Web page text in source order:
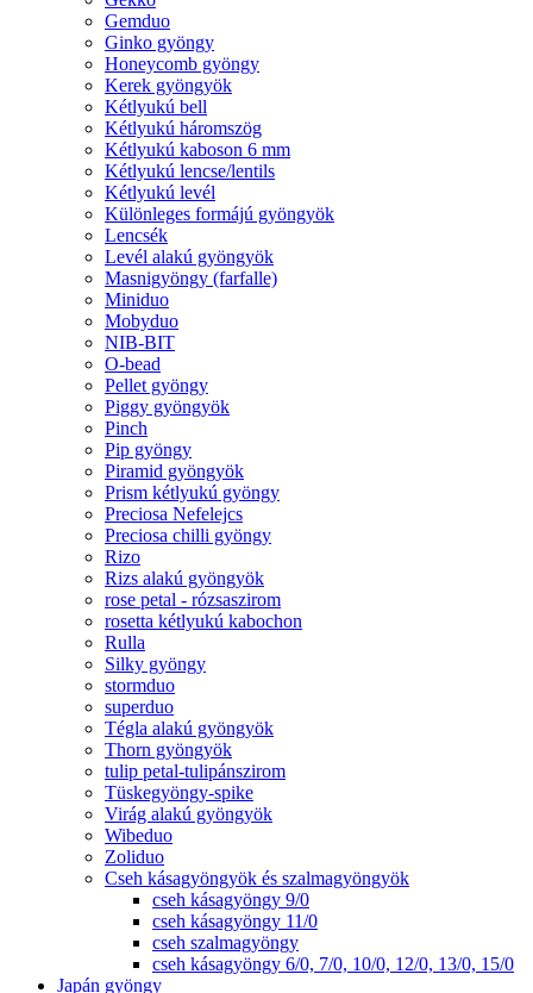
Gemduo
Ginko gyöngy
Honeycomb gyöngy
Kerek gyöngyök
Kétlyukú bell
Kétlyukú háromszög
Kétlyukú kaboson 6 mm
Kétlyukú lencse/lentils
Kétlyukú levél
Különleges formájú gyöngyök
Lencsék
Levél alakú gyöngyök
Masnigyöngy (farfalle)
Miniduo
Mobyduo
NIB-BIT
O-bead
Pellet gyöngy
Piggy gyöngyök
Pinch
Pip gyöngy
Piramid gyöngyök
Prism kétlyukú gyöngy
Preciosa Nefelejcs
Preciosa chilli gyöngy
Rizo
Rizs alakú gyöngyök
rose petal - rózsaszirom
rosetta kétlyukú kabochon
Rulla
Silky gyöngy
stormduo
superduo
Tégla alakú gyöngyök
Thorn gyöngyök
tulip petal-tulipánszirom
Tüskegyöngy-spike
Virág alakú gyöngyök
Wibeduo
Zoliduo
Cseh kásagyöngyök és szalmagyöngyök
cseh kásagyöngy 9/0
cseh kásagyöngy 11/0
cseh szalmagyöngy
cseh kásagyöngy 6/0, 7/0, 10/0, 12/0, 13/0, 15/0
Japán gyöngy